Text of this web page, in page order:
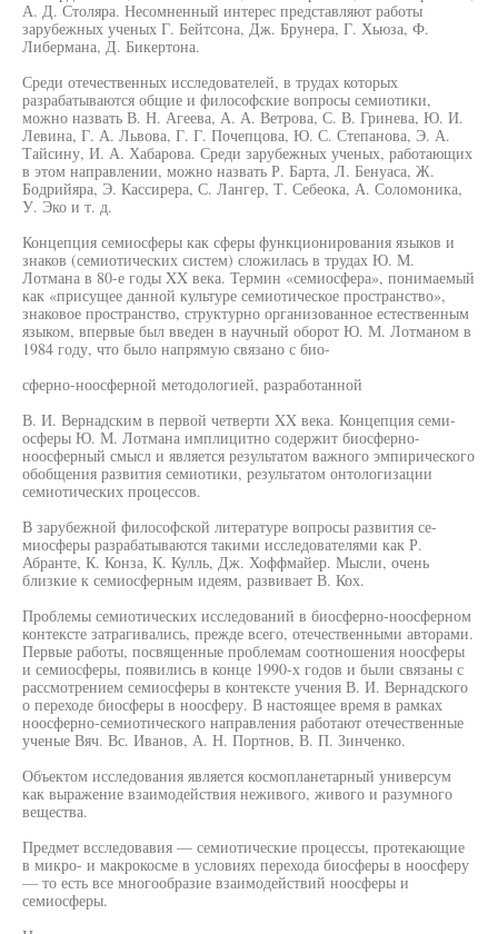
А. Д. Столяра. Несомненный интерес представляют работы
зарубежных ученых Г. Бейтсона, Дж. Брунера, Г. Хьюза, Ф.
Либермана, Д. Бикертона.
Среди отечественных исследователей, в трудах которых
разрабатываются общие и философские вопросы семиотики,
можно назвать В. Н. Агеева, А. А. Ветрова, С. В. Гринева, Ю. И.
Левина, Г. А. Львова, Г. Г. Почепцова, Ю. С. Степанова, Э. А.
Тайсину, И. А. Хабарова. Среди зарубежных ученых, работающих
в этом направлении, можно назвать Р. Барта, Л. Бенуаса, Ж.
Бодрийяра, Э. Кассирера, С. Лангер, Т. Себеока, А. Соломоника,
У. Эко и т. д.
Концепция семиосферы как сферы функционирования языков и
знаков (семиотических систем) сложилась в трудах Ю. М.
Лотмана в 80-е годы XX века. Термин «семиосфера», понимаемый
как «присущее данной культуре семиотическое пространство»,
знаковое пространство, структурно организованное естественным
языком, впервые был введен в научный оборот Ю. М. Лотманом в
1984 году, что было напрямую связано с био-
сферно-ноосферной методологией, разработанной
В. И. Вернадским в первой четверти XX века. Концепция семи-
осферы Ю. М. Лотмана имплицитно содержит биосферно-
ноосферный смысл и является результатом важного эмпирического
обобщения развития семиотики, результатом онтологизации
семиотических процессов.
В зарубежной философской литературе вопросы развития се-
миосферы разрабатываются такими исследователями как Р.
Абранте, К. Конза, К. Кулль, Дж. Хоффмайер. Мысли, очень
близкие к семиосферным идеям, развивает В. Кох.
Проблемы семиотических исследований в биосферно-ноосферном
контексте затрагивались, прежде всего, отечественными авторами.
Первые работы, посвященные проблемам соотношения ноосферы
и семиосферы, появились в конце 1990-х годов и были связаны с
рассмотрением семиосферы в контексте учения В. И. Вернадского
о переходе биосферы в ноосферу. В настоящее время в рамках
ноосферно-семиотического направления работают отечественные
ученые Вяч. Вс. Иванов, А. Н. Портнов, В. П. Зинченко.
Объектом исследования является космопланетарный универсум
как выражение взаимодействия неживого, живого и разумного
вещества.
Предмет всследовавия — семиотические процессы, протекающие
в микро- и макрокосме в условиях перехода биосферы в ноосферу
— то есть все многообразие взаимодействий ноосферы и
семиосферы.